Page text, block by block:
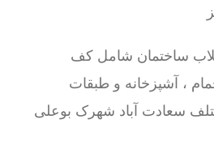
ساختمان شامل کف
، آشپزخانه و طبقات
سعادت آباد شهرک بوعلی